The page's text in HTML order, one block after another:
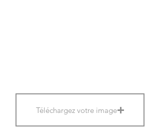
Téléchargez votre image